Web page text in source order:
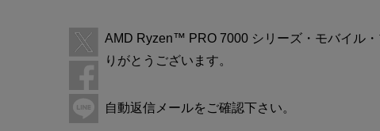
AMD Ryzen™ PRO 7000 シリーズ・モバイル
りがとうございます。
自動返信メールをご確認下さい。